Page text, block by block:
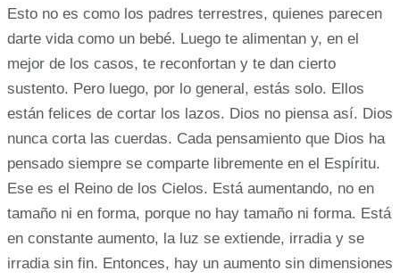
Esto no es como los padres terrestres, quienes parecen
darte vida como un bebé. Luego te alimentan y, en el
mejor de los casos, te reconfortan y te dan cierto
sustento. Pero luego, por lo general, estás solo. Ellos
están felices de cortar los lazos. Dios no piensa así. Dios
nunca corta las cuerdas. Cada pensamiento que Dios ha
pensado siempre se comparte libremente en el Espíritu.
Ese es el Reino de los Cielos. Está aumentando, no en
tamaño ni en forma, porque no hay tamaño ni forma. Está
en constante aumento, la luz se extiende, irradia y se
irradia sin fin. Entonces, hay un aumento sin dimensiones